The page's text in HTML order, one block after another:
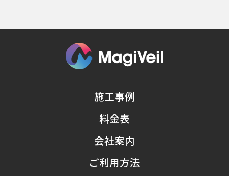
施工事例
料金表
会社案内
ご利用方法